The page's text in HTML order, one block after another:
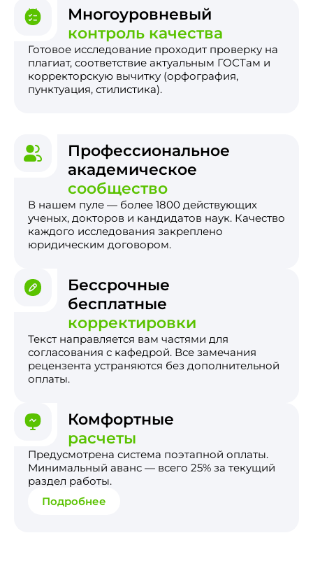
Многоуровневый
контроль качества
Готовое исследование проходит проверку на
плагиат, соответствие актуальным ГОСТам и
корректорскую вычитку (орфография,
пунктуация, стилистика).
Профессиональное
академическое
сообщество
В нашем пуле — более 1800 действующих
ученых, докторов и кандидатов наук. Качество
каждого исследования закреплено
юридическим договором.
Бессрочные
бесплатные
корректировки
Текст направляется вам частями для
согласования с кафедрой. Все замечания
рецензента устраняются без дополнительной
оплаты.
Комфортные
расчеты
Предусмотрена система поэтапной оплаты.
Минимальный аванс — всего 25% за текущий
раздел работы.
Подробнее